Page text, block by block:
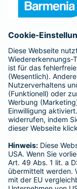
Schnelle
gewährleisten
Der Dackel Balu
frisst er leider eine
Notfalls nimmt der
Besitzer muss
Basis-Schutz der
im tierärztlichen